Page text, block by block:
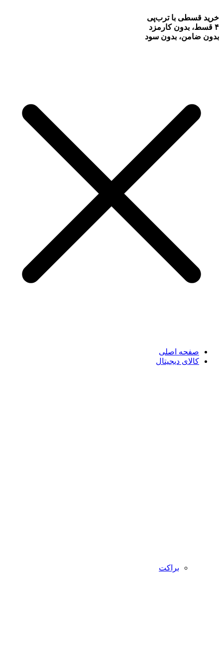
خرید قسطی با ترب‌پی
۴ قسط، بدون کارمزد
بدون ضامن، بدون سود
صفحه اصلی
کالای دیجیتال
براکت